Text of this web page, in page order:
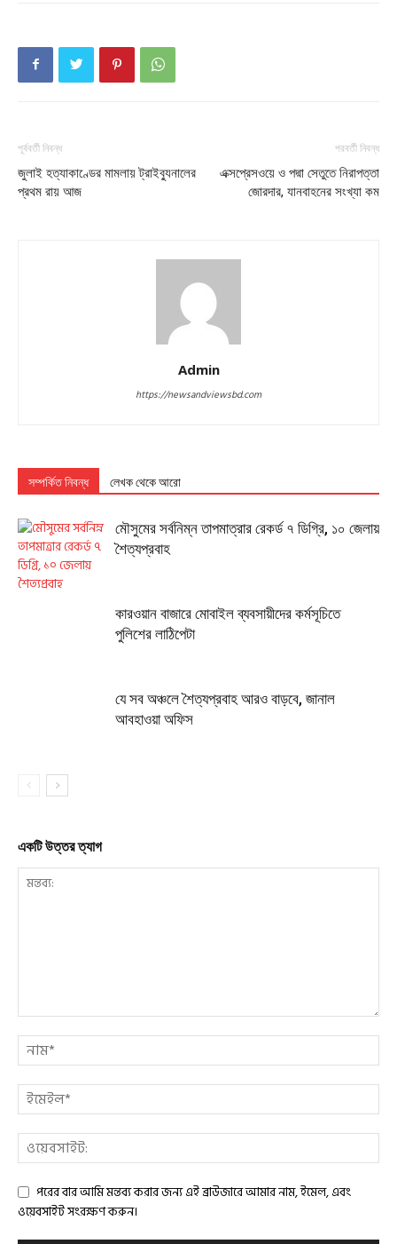
পূর্ববর্তী নিবন্ধ
জুলাই হত্যাকাণ্ডের মামলায় ট্রাইব্যুনালের
প্রথম রায় আজ
পরবর্তী নিবন্ধ
এক্সপ্রেসওয়ে ও পদ্মা সেতুতে নিরাপত্তা
জোরদার, যানবাহনের সংখ্যা কম
Admin
https://newsandviewsbd.com
সম্পর্কিত নিবন্ধ লেখক থেকে আরো
মৌসুমের সর্বনিম্ন তাপমাত্রার রেকর্ড ৭ ডিগ্রি, ১০ জেলায়
শৈত্যপ্রবাহ
কারওয়ান বাজারে মোবাইল ব্যবসায়ীদের কর্মসূচিতে
পুলিশের লাঠিপেটা
যে সব অঞ্চলে শৈত্যপ্রবাহ আরও বাড়বে, জানাল
আবহাওয়া অফিস
একটি উত্তর ত্যাগ
পরের বার আমি মন্তব্য করার জন্য এই ব্রাউজারে আমার নাম, ইমেল, এবং
ওয়েবসাইট সংরক্ষণ করুন।